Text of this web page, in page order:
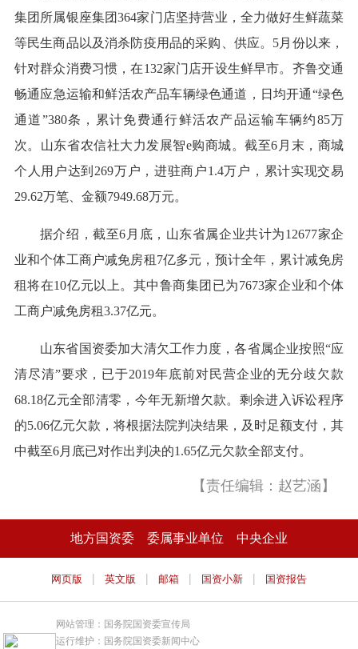
集团所属银座集团364家门店坚持营业，全力做好生鲜蔬菜
等民生商品以及消杀防疫用品的采购、供应。5月份以来，
针对群众消费习惯，在132家门店开设生鲜早市。齐鲁交通
畅通应急运输和鲜活农产品车辆绿色通道，日均开通“绿色
通道”380条，累计免费通行鲜活农产品运输车辆约85万
次。山东省农信社大力发展智e购商城。截至6月末，商城
个人用户达到269万户，进驻商户1.4万户，累计实现交易
29.62万笔、金额7949.68万元。
据介绍，截至6月底，山东省属企业共计为12677家企
业和个体工商户减免房租7亿多元，预计全年，累计减免房
租将在10亿元以上。其中鲁商集团已为7673家企业和个体
工商户减免房租3.37亿元。
山东省国资委加大清欠工作力度，各省属企业按照“应
清尽清”要求，已于2019年底前对民营企业的无分歧欠款
68.18亿元全部清零，今年无新增欠款。剩余进入诉讼程序
的5.06亿元欠款，将根据法院判决结果，及时足额支付，其
中截至6月底已对作出判决的1.65亿元欠款全部支付。
【责任编辑：赵艺涵】
地方国资委 委属事业单位 中央企业
网页版 | 英文版 | 邮箱 | 国资小新 | 国资报告
网站管理：国务院国资委宣传局
运行维护：国务院国资委新闻中心